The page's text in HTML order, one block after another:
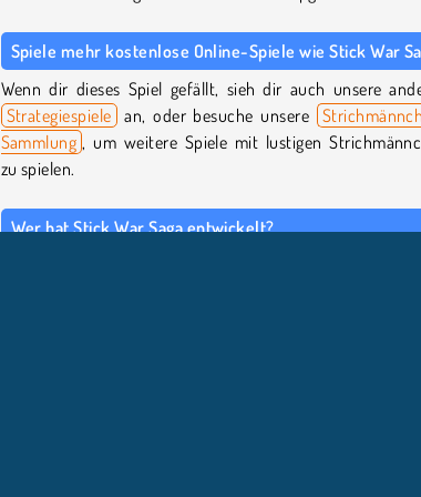
Spiele mehr kostenlose Online-Spiele wie Stick War
Wenn dir dieses Spiel gefällt, sieh dir auch unsere
Strategiespiele an, oder besuche unsere
Sammlung , um weitere Spiele mit lustigen
zu spielen.
Wer hat Stick War Saga entwickelt?